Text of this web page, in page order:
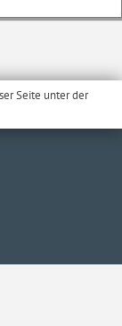
Seite unter der